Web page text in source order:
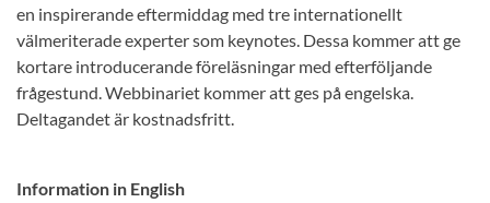
en inspirerande eftermiddag med tre internationellt
välmeriterade experter som keynotes. Dessa kommer att ge
kortare introducerande föreläsningar med efterföljande
frågestund. Webbinariet kommer att ges på engelska.
Deltagandet är kostnadsfritt.
Information in English